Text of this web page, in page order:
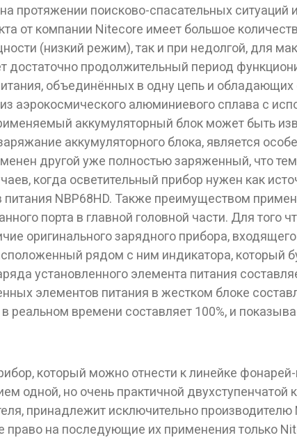
протяжении поисково-спасательных
от компании Nitecore имеет большое
(низкий режим), так и при недолгой, для
достаточно продолжительный период
объединённых в одну цепь и
аэрокосмического алюминиевого сплава с
аккумуляторный блок может быть
аккумуляторного блока, является
другой уже полностью заряженный, что
когда осветительный прибор нужен как
питания NBP68HD. Также преимуществом
порта в главной головной части. Для
оригинального зарядного прибора,
рядом с ним индикатора, который
установленного элемента питания
элементов питания в жестком блоке
реальном времени составляет 100%, и
который можно отнести к линейке
одной, но очень практичной
принадлежит исключительно
на последующие их применения только